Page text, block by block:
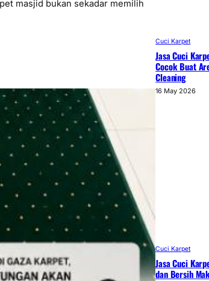
masjid bukan sekadar memilih
Cuci Karpet
Jasa Cuci
Cocok Buat
Cleaning
16 May 2026
Cuci Karpet
Jasa Cuci
dan Bersih